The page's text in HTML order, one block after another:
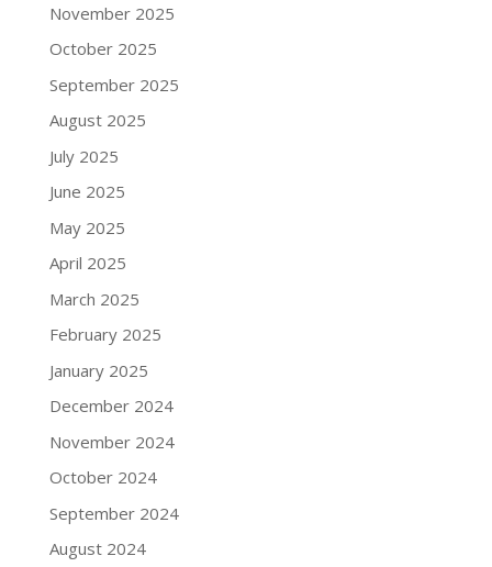
November 2025
October 2025
September 2025
August 2025
July 2025
June 2025
May 2025
April 2025
March 2025
February 2025
January 2025
December 2024
November 2024
October 2024
September 2024
August 2024